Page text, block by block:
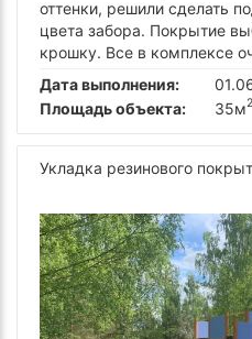
оттенки, решили сделать
цвета забора. Покрытие
крошку. Все в комплексе
Дата выполнения:
Площадь объекта:
35м2
Укладка резинового